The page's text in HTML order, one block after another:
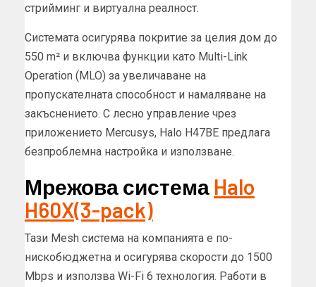
стрийминг и виртуална реалност.
Системата осигурява покритие за целия дом до
550 m² и включва функции като Multi-Link
Operation (MLO) за увеличаване на
пропускателната способност и намаляване на
закъснението. С лесно управление чрез
приложението Mercusys, Halo H47BE предлага
безпроблемна настройка и използване.
Мрежова система Halo
H60X(3-pack)
Тази Mesh система на компанията е по-
нискобюджетна и осигурява скорости до 1500
Mbps и използва Wi-Fi 6 технология. Работи в